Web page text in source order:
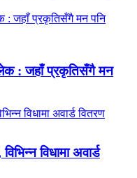
: जहाँ प्रकृतिसँगै मन
विधामा अवार्ड